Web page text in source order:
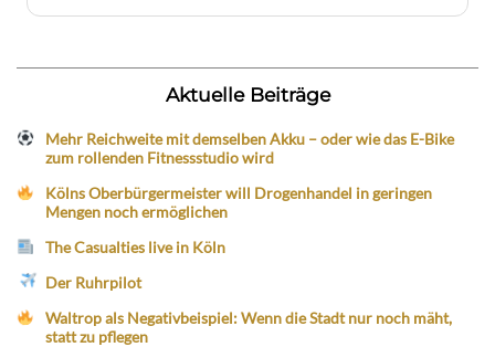
Aktuelle Beiträge
Mehr Reichweite mit demselben Akku – oder wie das E-Bike
zum rollenden Fitnessstudio wird
Kölns Oberbürgermeister will Drogenhandel in geringen
Mengen noch ermöglichen
The Casualties live in Köln
Der Ruhrpilot
Waltrop als Negativbeispiel: Wenn die Stadt nur noch mäht,
statt zu pflegen